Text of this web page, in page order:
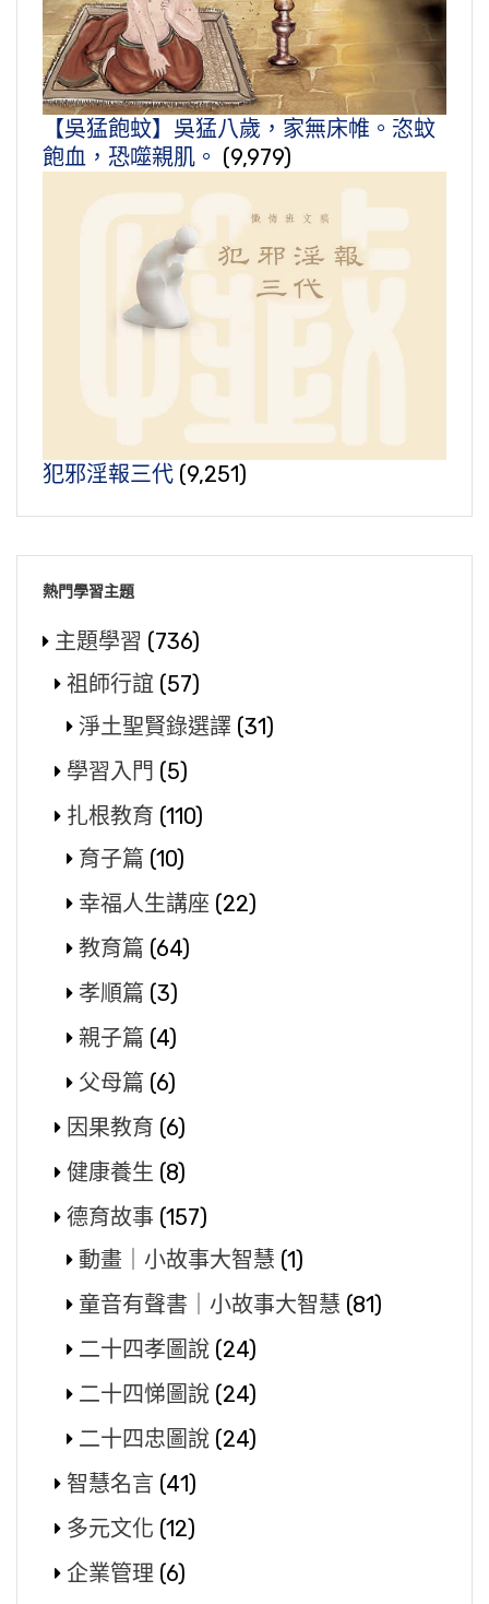
【吳猛飽蚊】吳猛八歲，家無床帷。恣蚊
飽血，恐噬親肌。 (9,979)
犯邪淫報三代 (9,251)
熱門學習主題
主題學習 (736)
祖師行誼 (57)
淨土聖賢錄選譯 (31)
學習入門 (5)
扎根教育 (110)
育子篇 (10)
幸福人生講座 (22)
教育篇 (64)
孝順篇 (3)
親子篇 (4)
父母篇 (6)
因果教育 (6)
健康養生 (8)
德育故事 (157)
動畫｜小故事大智慧 (1)
童音有聲書｜小故事大智慧 (81)
二十四孝圖說 (24)
二十四悌圖說 (24)
二十四忠圖說 (24)
智慧名言 (41)
多元文化 (12)
企業管理 (6)